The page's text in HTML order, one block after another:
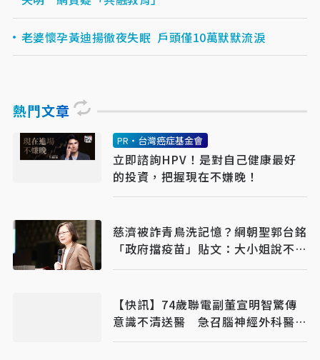
老婆懷孕黃迪揚徹夜失眠 戶頭僅10萬默默流淚
熱門文章
PR・台灣癌症基金會
立即諮詢HPV！是對自己健康最好
的投資，把握現在不嫌晚！
慈濟被詐青鳥洗記憶？網朝聖郭台銘
「政府擋疫苗」貼文：大小姐說不要
買
【快訊】74歲聯電副董宣明智驚傳
意識不清送醫 急召腦神經外科醫開
刀